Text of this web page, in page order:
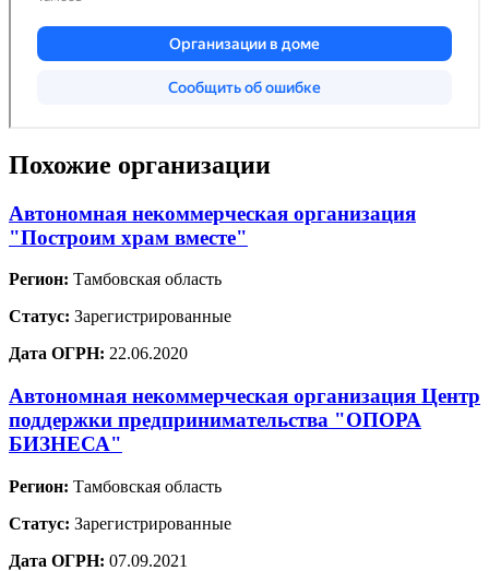
Похожие организации
Автономная некоммерческая организация
"Построим храм вместе"
Регион: Тамбовская область
Статус: Зарегистрированные
Дата ОГРН: 22.06.2020
Автономная некоммерческая организация Центр
поддержки предпринимательства "ОПОРА
БИЗНЕСА"
Регион: Тамбовская область
Статус: Зарегистрированные
Дата ОГРН: 07.09.2021